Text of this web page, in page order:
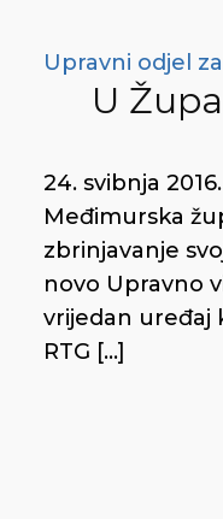
Upravni odjel
U
24. svibnja 2016.
Međimurska
zbrinjavanje
novo Upravno
vrijedan uređaj
RTG […]